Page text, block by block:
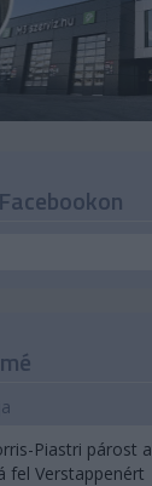
Piastri párost a
fel Verstappenért